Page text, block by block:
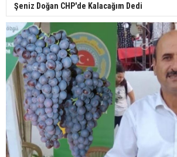
Şeniz Doğan CHP'de Kalacağım Dedi